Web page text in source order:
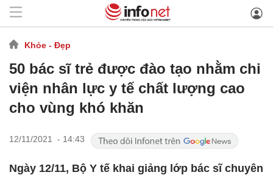
Khỏe - Đẹp
50 bác sĩ trẻ được đào tạo nhằm chi
viện nhân lực y tế chất lượng cao
cho vùng khó khăn
12/11/2021 - 14:43
Ngày 12/11, Bộ Y tế khai giảng lớp bác sĩ chuyên